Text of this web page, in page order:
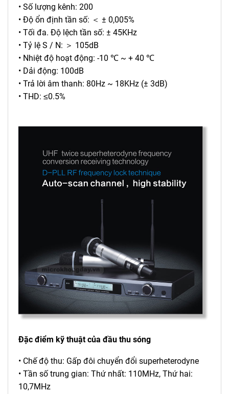
• Số lượng kênh: 200
• Độ ổn định tần số: ＜ ± 0,005%
• Tối đa. Độ lệch tần số: ± 45KHz
• Tỷ lệ S / N: ＞ 105dB
• Nhiệt độ hoạt động: -10 ℃ ~ + 40 ℃
• Dải động: 100dB
• Trả lời âm thanh: 80Hz ~ 18KHz (± 3dB)
• THD: ≤0.5%
Đặc điểm kỹ thuật của đầu thu sóng
• Chế độ thu: Gấp đôi chuyển đổi superheterodyne
• Tần số trung gian: Thứ nhất: 110MHz, Thứ hai:
10,7MHz